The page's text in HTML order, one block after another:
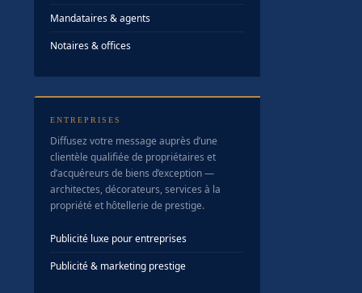
Mandataires & agents
Notaires & offices
ENTREPRISES
Diffusez votre message auprès d’une
clientèle qualifiée de propriétaires et
d’acquéreurs de biens d’exception —
architectes, décorateurs, services à la
propriété et hôtellerie de prestige.
Publicité luxe pour entreprises
Publicité & marketing prestige